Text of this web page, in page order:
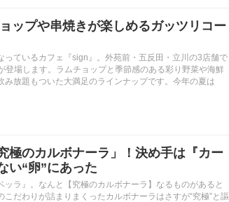
ップや串焼きが楽しめるガッツリコー
っているカフェ『sign』。外苑前・五反田・立川の3店舗で
登場します。ラムチョップと季節感のある彩り野菜や海鮮
放題もついた大満足のラインナップです。今年の夏は
極のカルボナーラ」！決め手は『カー
“卵”にあった
ラ』。なんと【究極のカルボナーラ】なるものがあると
だわりが詰まりまくったカルボナーラはさすが“究極”と謳